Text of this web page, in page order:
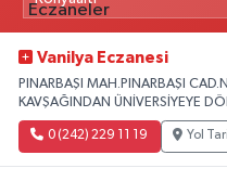
Vanilya Eczanesi
PINARBAŞI MAH.PINARBAŞI
KAVŞAĞINDAN ÜNİVERSİYEYE
0 (242) 229 11 19 Yol